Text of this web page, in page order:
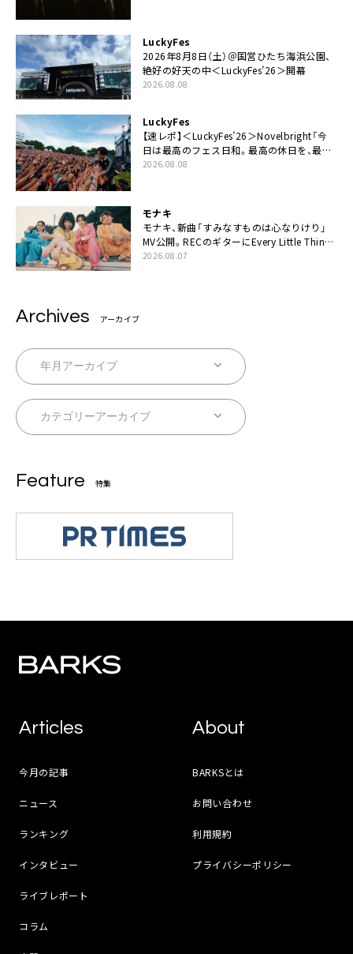
LuckyFes
2026年8月8日（土）＠国営ひたち海浜公園、
絶好の好天の中＜LuckyFes’26＞開幕
2026.08.08
LuckyFes
【速レポ】＜LuckyFes’26＞Novelbright「今
日は最高のフェス日和。最高の休日を、最高
の夏休みを作っていきたい」
2026.08.08
モナキ
モナキ、新曲「すみなすものは心なりけり」
MV公開。RECのギターにEvery Little Thing・
伊藤一朗参加も
2026.08.07
Archives アーカイブ
Feature 特集
Articles
今月の記事
ニュース
ランキング
インタビュー
ライブレポート
コラム
About
BARKSとは
お問い合わせ
利用規約
プライバシーポリシー